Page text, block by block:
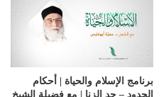
برنامج الإسلام والحياة | أحكام
الحدود – حد الزنا | مع فضيلة الشيخ